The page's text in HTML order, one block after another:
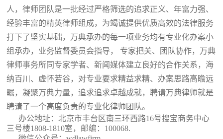
人，律师团队是一批经过严格筛选的追求正义、年富力强、
经验丰富的精英律师组成，为竭诚提供优质高效的法律服务
打下了坚实基础，万典承办的每一项业务均有专业化办案小
组承办，业务监督委员会指导， 专家把关、团队协作，万典
律师事务所同专家学者、新闻媒体建立良好的合作关系，海
纳百川、虚怀若谷，对专业要求精益求精、办案思路高瞻远
瞩，凝聚万典力量，追求追求卓越成就，聘请万典律师就是
聘请了一个高度负责的专业化律师团队。
办公地址：北京市丰台区南三环西路16号搜宝商务中心
三号楼1808-1810室 ，邮编：100068.